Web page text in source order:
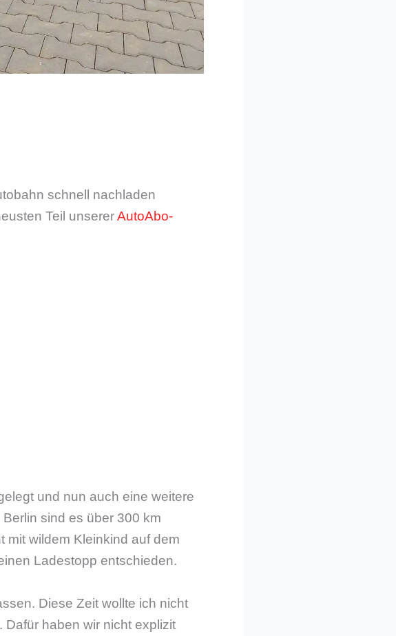
schnell nachladen
Teil unsererAutoAbo-
und nun auch eine weitere
sind es über 300 km
mit wildem Kleinkind auf dem
Ladestopp entschieden.
Diese Zeit wollte ich nicht
haben wir nicht explizit